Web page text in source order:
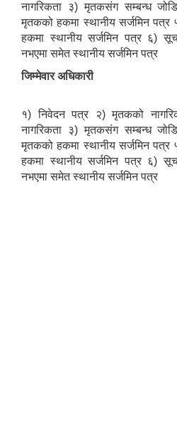
नागरिकता ३) मृतकसंग सम्बन्ध
मृतकको हकमा स्थानीय सर्जमिन पत्र
हकमा स्थानीय सर्जमिन पत्र ६)
नभएमा समेत स्थानीय सर्जमिन पत्र
जिम्मेवार अधिकारी
१) निवेदन पत्र २) मृतकको
नागरिकता ३) मृतकसंग सम्बन्ध
मृतकको हकमा स्थानीय सर्जमिन पत्र
हकमा स्थानीय सर्जमिन पत्र ६)
नभएमा समेत स्थानीय सर्जमिन पत्र